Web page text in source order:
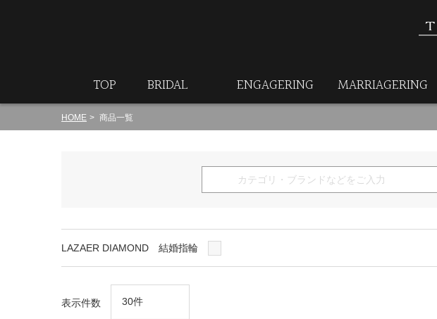
TOP BRIDAL ENGAGERING MARRIAGERING
HOME 商品一覧
LAZAER DIAMOND 結婚指輪
表示件数